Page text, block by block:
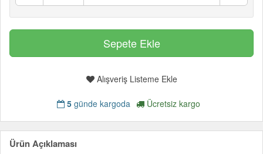
Alışveriş Listeme Ekle
5 günde kargoda Ücretsiz kargo
Ürün Açıklaması